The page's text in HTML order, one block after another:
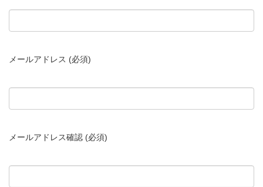
メールアドレス (必須)
メールアドレス確認 (必須)